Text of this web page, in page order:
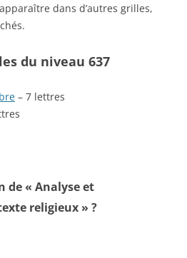
dans d’autres grilles,
du niveau 637
– 7 lettres
de « Analyse et
religieux » ?